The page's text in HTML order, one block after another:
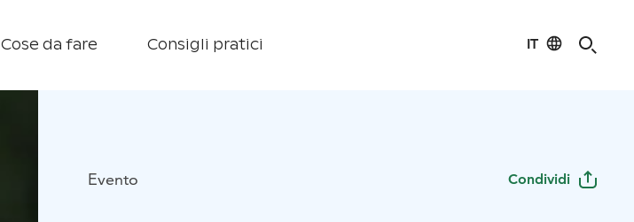
Cose da fare Consigli pratici IT
Evento Condividi